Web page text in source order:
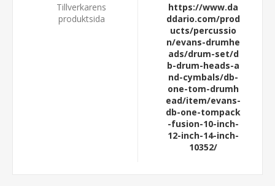
Tillverkarens
produktsida
https://www.da
ddario.com/prod
ucts/percussio
n/evans-drumhe
ads/drum-set/d
b-drum-heads-a
nd-cymbals/db-
one-tom-drumh
ead/item/evans-
db-one-tompack
-fusion-10-inch-
12-inch-14-inch-
10352/